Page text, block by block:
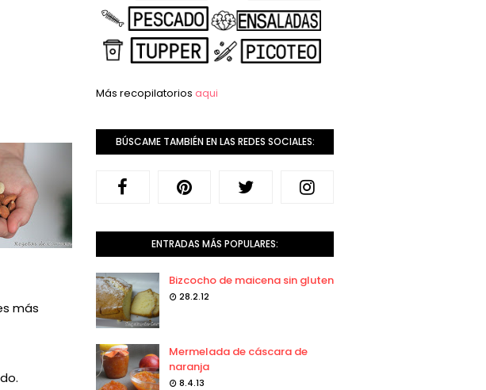
más
Más recopilatorios aqui
BÚSCAME TAMBIÉN EN LAS REDES SOCIALES:
ENTRADAS MÁS POPULARES:
Bizcocho de maicena sin gluten
28.2.12
Mermelada de cáscara de
naranja
8.4.13